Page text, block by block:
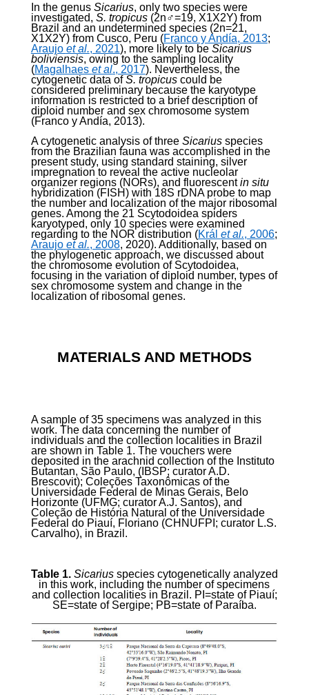
In the genus Sicarius, only two species were
investigated, S. tropicus (2n♂=19, X1X2Y) from
Brazil and an undetermined species (2n=21,
X1X2Y) from Cusco, Peru (Franco y Andía, 2013;
Araujo et al., 2021), more likely to be Sicarius
boliviensis, owing to the sampling locality
(Magalhaes et al., 2017). Nevertheless, the
cytogenetic data ofS. tropicus could be
considered preliminary because the karyotype
information is restricted to a brief description of
diploid number and sex chromosome system
(Franco y Andía, 2013).
A cytogenetic analysis of three Sicarius species
from the Brazilian fauna was accomplished in the
present study, using standard staining, silver
impregnation to reveal the active nucleolar
organizer regions (NORs), and fluorescentin situ
hybridization (FISH) with 18S rDNA probe to map
the number and localization of the major ribosomal
genes. Among the 21 Scytodoidea spiders
karyotyped, only 10 species were examined
regarding to the NOR distribution (Král et al., 2006;
Araujo et al., 2008, 2020). Additionally, based on
the phylogenetic approach, we discussed about
the chromosome evolution of Scytodoidea,
focusing in the variation of diploid number, types of
sex chromosome system and change in the
localization of ribosomal genes.
MATERIALS AND METHODS
A sample of 35 specimens was analyzed in this
work. The data concerning the number of
individuals and the collection localities in Brazil
are shown in Table 1. The vouchers were
deposited in the arachnid collection of the Instituto
Butantan, São Paulo, (IBSP; curator A.D.
Brescovit); Coleções Taxonômicas of the
Universidade Federal de Minas Gerais, Belo
Horizonte (UFMG; curator A.J. Santos), and
Coleção de História Natural of the Universidade
Federal do Piauí, Floriano (CHNUFPI; curator L.S.
Carvalho), in Brazil.
Table 1. Sicarius species cytogenetically analyzed
in this work, including the number of specimens
and collection localities in Brazil. PI=state of Piauí;
SE=state of Sergipe; PB=state of Paraíba.